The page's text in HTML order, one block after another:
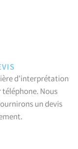
d'interprétation
Nous
un devis